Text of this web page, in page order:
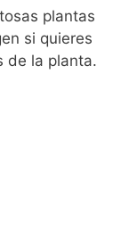
plantas
si quieres
de la planta.